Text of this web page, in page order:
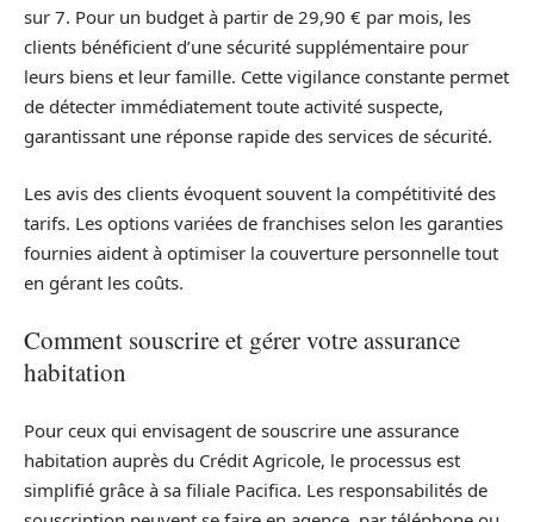
sur 7. Pour un budget à partir de 29,90 € par mois, les
clients bénéficient d’une sécurité supplémentaire pour
leurs biens et leur famille. Cette vigilance constante permet
de détecter immédiatement toute activité suspecte,
garantissant une réponse rapide des services de sécurité.
Les avis des clients évoquent souvent la compétitivité des
tarifs. Les options variées de franchises selon les garanties
fournies aident à optimiser la couverture personnelle tout
en gérant les coûts.
Comment souscrire et gérer votre assurance
habitation
Pour ceux qui envisagent de souscrire une assurance
habitation auprès du Crédit Agricole, le processus est
simplifié grâce à sa filiale Pacifica. Les responsabilités de